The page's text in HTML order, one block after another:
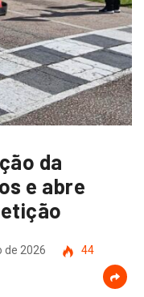
da
e abre
de 2026
44